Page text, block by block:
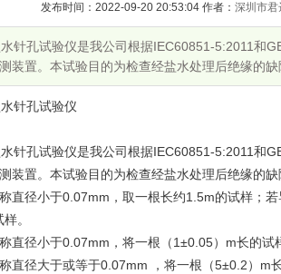
发布时间：2022-09-20 20:53:04 作者： 深圳市君
针孔试验仪是我公司根据IEC60851-5:2011和
装置。本试验目的为检查经盐水处理后绝缘的
针孔试验仪
针孔试验仪是我公司根据IEC60851-5:2011和
装置。本试验目的为检查经盐水处理后绝缘的
直径小于0.07mm，取一根长约1.5m的试样；
。
直径小于0.07mm，将一根（1±0.05）m长的试
直径大于或等于0.07mm ，将一根（5±0.2）m